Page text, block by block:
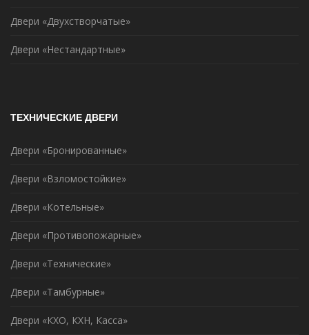
Двери «Двухстворчатые»
Двери «Нестандартные»
ТЕХНИЧЕСКИЕ ДВЕРИ
Двери «Бронированные»
Двери «Взломостойкие»
Двери «Котельные»
Двери «Противопожарные»
Двери «Технические»
Двери «Тамбурные»
Двери «КХО, КХН, Касса»